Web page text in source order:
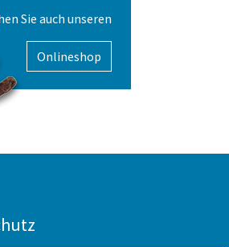
Sie auch unseren
Onlineshop